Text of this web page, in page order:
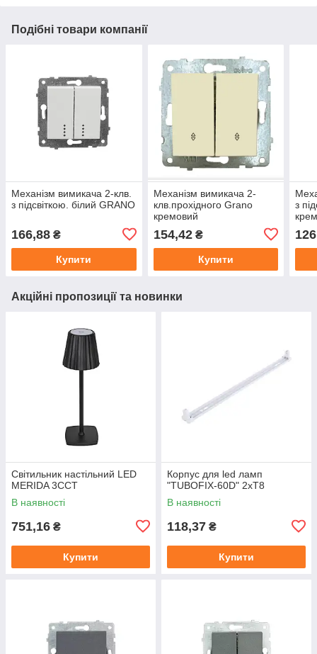
Подібні товари компанії
Механізм вимикача 2-клв.
з підсвіткою. білий GRANO
166,88 ₴
Купити
Механізм вимикача 2-
клв.прохідного Grano
кремовий
154,42₴
Купити
з
Акційні пропозиції та новинки
Світильник настільний LED
MERIDA 3CCT
В наявності
751,16 ₴
Купити
Корпус для led ламп
"TUBOFIX-60D" 2xT8
В наявності
118,37 ₴
Купити